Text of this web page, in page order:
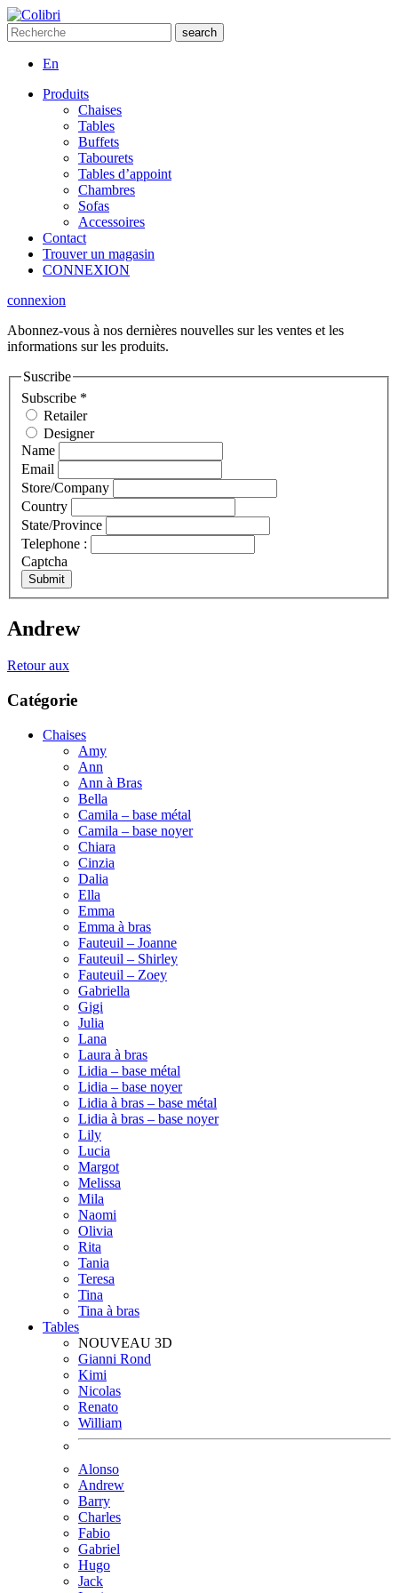
En
Produits
Chaises
Tables
Buffets
Tabourets
Tables d’appoint
Chambres
Sofas
Accessoires
Contact
Trouver un magasin
CONNEXION
connexion
Abonnez-vous à nos dernières nouvelles sur les ventes et les
informations sur les produits.
Suscribe
Subscribe *
Retailer
Designer
Name
Email
Store/Company
Country
State/Province
Telephone :
Captcha
Submit
Andrew
Retour aux
Catégorie
Chaises
Amy
Ann
Ann à Bras
Bella
Camila – base métal
Camila – base noyer
Chiara
Cinzia
Dalia
Ella
Emma
Emma à bras
Fauteuil – Joanne
Fauteuil – Shirley
Fauteuil – Zoey
Gabriella
Gigi
Julia
Lana
Laura à bras
Lidia – base métal
Lidia – base noyer
Lidia à bras – base métal
Lidia à bras – base noyer
Lily
Lucia
Margot
Melissa
Mila
Naomi
Olivia
Rita
Tania
Teresa
Tina
Tina à bras
Tables
NOUVEAU 3D
Gianni Rond
Kimi
Nicolas
Renato
William
Alonso
Andrew
Barry
Charles
Fabio
Gabriel
Hugo
Jack